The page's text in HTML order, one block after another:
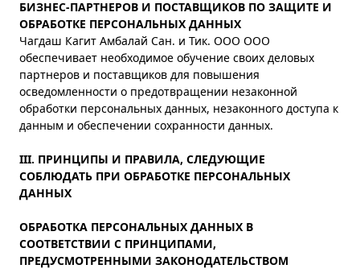
БИЗНЕС-ПАРТНЕРОВ И ПОСТАВЩИКОВ ПО ЗАЩИТЕ И
ОБРАБОТКЕ ПЕРСОНАЛЬНЫХ ДАННЫХ
Чагдаш Кагит Амбалай Сан. и Тик. ООО ООО
обеспечивает необходимое обучение своих деловых
партнеров и поставщиков для повышения
осведомленности о предотвращении незаконной
обработки персональных данных, незаконного доступа к
данным и обеспечении сохранности данных.
III. ПРИНЦИПЫ И ПРАВИЛА, СЛЕДУЮЩИЕ
СОБЛЮДАТЬ ПРИ ОБРАБОТКЕ ПЕРСОНАЛЬНЫХ
ДАННЫХ
ОБРАБОТКА ПЕРСОНАЛЬНЫХ ДАННЫХ В
СООТВЕТСТВИИ С ПРИНЦИПАМИ,
ПРЕДУСМОТРЕННЫМИ ЗАКОНОДАТЕЛЬСТВОМ